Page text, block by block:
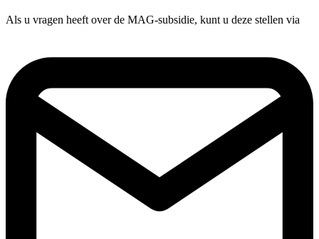
Als u vragen heeft over de MAG-subsidie, kunt u deze stellen via